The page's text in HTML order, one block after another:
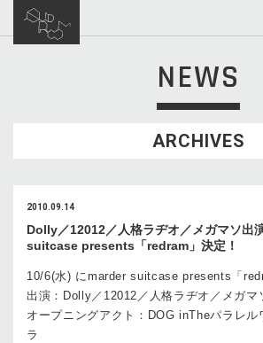
NEWS
ARCHIVES
2010.09.14
Dolly／12012／人格ラヂオ／メガマソ出
suitcase presents「redram」決定！
10/6(水) にmarder suitcase presents「
出演：Dolly／12012／人格ラヂオ／メガマ
オープニングアクト：DOG inTheパラレル
ラ